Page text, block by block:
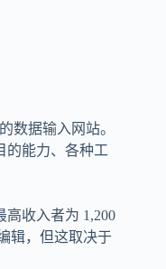
数据输入网站。
的能力、各种工
高收入者为 1,200
辑，但这取决于